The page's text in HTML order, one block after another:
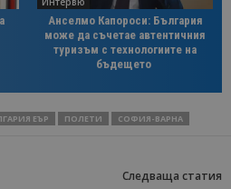
Анселмо Капороси: България
може да съчетае автентичния
туризъм с технологиите на
бъдещето
ЕЪР ПОЛЕТИ СОФИЯ-ВАРНА
Следваща статия